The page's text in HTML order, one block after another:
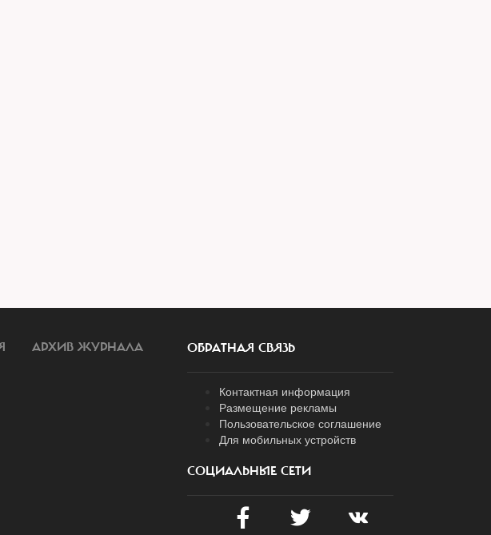
АРХИВ ЖУРНАЛА ОБРАТНАЯ СВЯЗЬ
Контактная информация
Размещение рекламы
Пользовательское соглашение
Для мобильных устройств
СОЦИАЛЬНЫЕ СЕТИ